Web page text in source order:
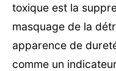
toxique est la
masquage de la
apparence de
comme un